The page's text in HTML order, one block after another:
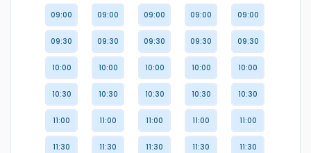
09:00
09:30
10:00
10:30
11:00
11:30
09:00
09:30
10:00
10:30
11:00
11:30
09:00
09:30
10:00
10:30
11:00
11:30
09:00
09:30
10:00
10:30
11:00
11:30
09:00
09:30
10:00
10:30
11:00
11:30